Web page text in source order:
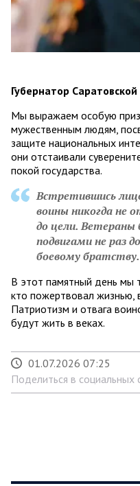
Губернатор
Мы выражаем особую
мужественным людям,
защите национальных
они отстаивали
покой государства.
Встретившись
воины никогда не
до цели. Ветераны
подвигами не раз
боевому братству.
В этот памятный день мы
кто пожертвовал жизнью,
Патриотизм и отвага
будут жить в веках.
01.07.2026 07:25
Поделиться в социальных